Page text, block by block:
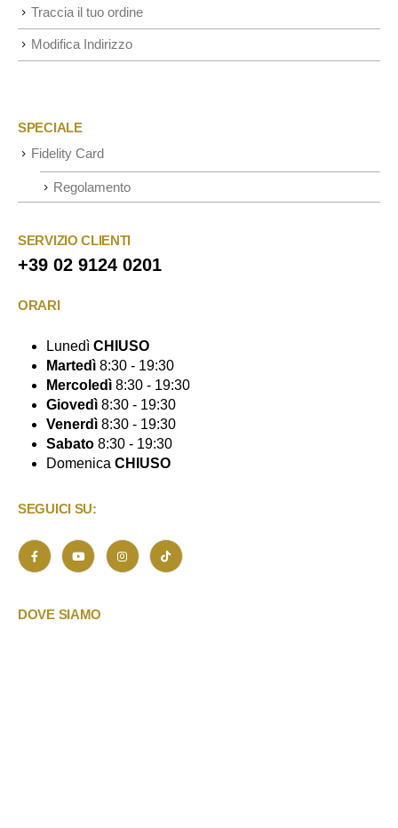
Traccia il tuo ordine
Modifica Indirizzo
SPECIALE
Fidelity Card
Regolamento
SERVIZIO CLIENTI
+39 02 9124 0201
ORARI
Lunedì CHIUSO
Martedì 8:30 - 19:30
Mercoledì 8:30 - 19:30
Giovedì 8:30 - 19:30
Venerdì 8:30 - 19:30
Sabato 8:30 - 19:30
Domenica CHIUSO
SEGUICI SU:
DOVE SIAMO